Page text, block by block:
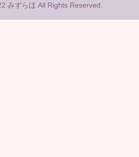
みずらほ All Rights Reserved.